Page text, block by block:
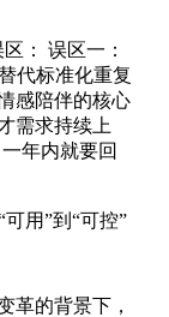
： 误区一：
代标准化重复
感陪伴的核心
需求持续上
年内就要回
用”到“可控”
革的背景下，